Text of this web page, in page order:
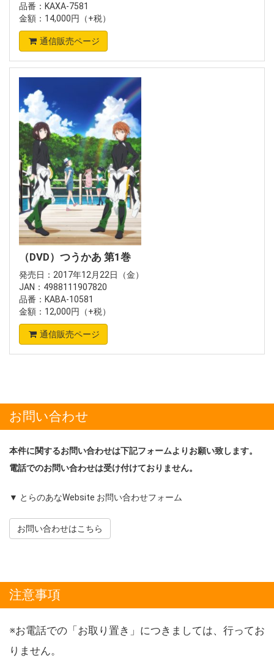
品番：KAXA-7581
金額：14,000円（+税）
通信販売ページ
（DVD）つうかあ 第1巻
発売日：2017年12月22日（金）
JAN：4988111907820
品番：KABA-10581
金額：12,000円（+税）
通信販売ページ
お問い合わせ
本件に関するお問い合わせは下記フォームよりお願い致します。
電話でのお問い合わせは受け付けておりません。
▼ とらのあなWebsite お問い合わせフォーム
お問い合わせはこちら
注意事項
※お電話での「お取り置き」につきましては、行ってお
りません。